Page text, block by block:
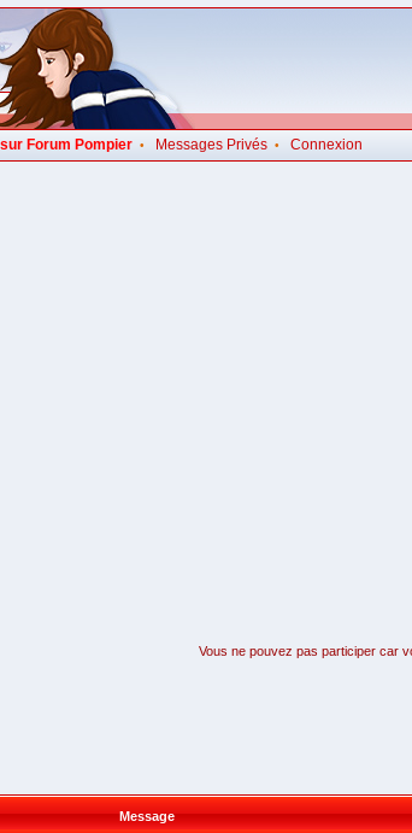
Forum Pompier• Messages Privés• Connexion
Vous ne pouvez pas participer car
Message